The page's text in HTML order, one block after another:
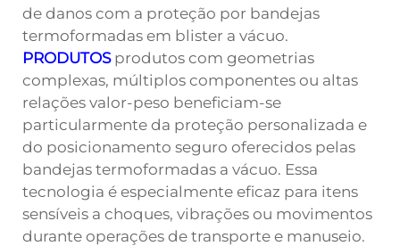
de danos com a proteção por bandejas
termoformadas em blister a vácuo.
PRODUTOS produtos com geometrias
complexas, múltiplos componentes ou altas
relações valor-peso beneficiam-se
particularmente da proteção personalizada e
do posicionamento seguro oferecidos pelas
bandejas termoformadas a vácuo. Essa
tecnologia é especialmente eficaz para itens
sensíveis a choques, vibrações ou movimentos
durante operações de transporte e manuseio.